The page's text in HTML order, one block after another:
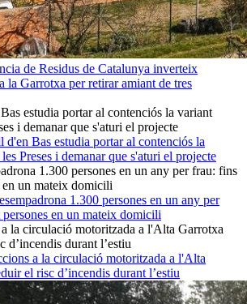
de Residus de Catalunya inverteix
la Garrotxa per retirar amiant de tres
d'en Bas estudia portar al contenciós la
Preses i demanar que s'aturi el projecte
1.300 persones en un any per
en un mateix domicili
a la circulació motoritzada a l'Alta
el risc d’incendis durant l’estiu